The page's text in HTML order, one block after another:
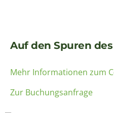
Auf den Spuren
Mehr Informationen zum
Zur Buchungsanfrage